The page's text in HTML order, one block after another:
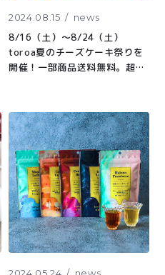
2024.08.15 news
8/16（土）〜8/24（土）
toroa夏のチーズケーキ祭りを
開催！一部商品送料無料。超お